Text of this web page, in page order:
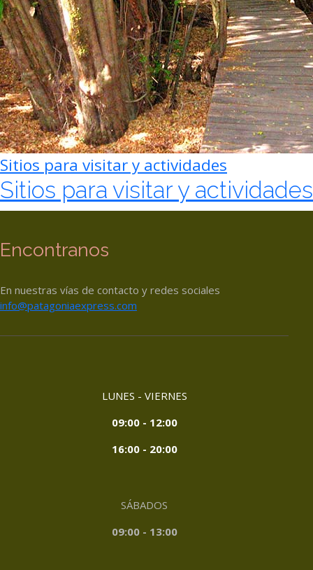
Sitios para visitar y actividades
Sitios para visitar y actividades
Encontranos
En nuestras vías de contacto y redes sociales
info@patagoniaexpress.com
LUNES - VIERNES
09:00 - 12:00
16:00 - 20:00
SÁBADOS
09:00 - 13:00